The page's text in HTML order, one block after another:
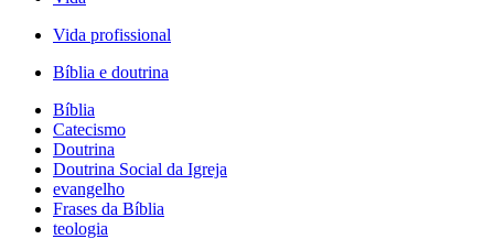
Vida profissional
Bíblia e doutrina
Bíblia
Catecismo
Doutrina
Doutrina Social da Igreja
evangelho
Frases da Bíblia
teologia